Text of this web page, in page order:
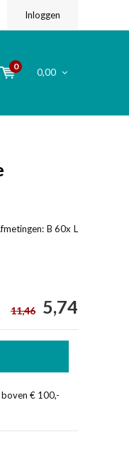
Inloggen
0
0,00
B 60x L
11,46 5,74
€ 100,-